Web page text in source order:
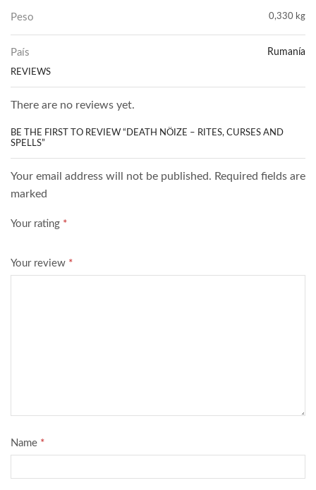
Peso 0,330 kg
País Rumanía
REVIEWS
There are no reviews yet.
BE THE FIRST TO REVIEW “DEATH NÖIZE – RITES, CURSES AND
SPELLS”
Your email address will not be published. Required fields are
marked
Your rating *
Your review *
Name *